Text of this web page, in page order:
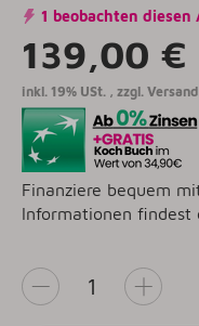
1 beobachten diesen
139,00 €
inkl. 19% USt. , zzgl. Versand
Finanziere bequem
Informationen findest